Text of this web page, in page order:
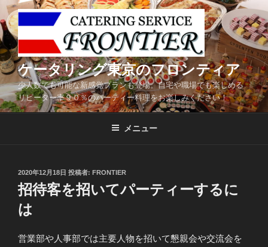
コ
ン
テ
ン
ツ
へ
キ
ケータリング東京のフロンティア
少人数でも可能な新感覚プランも登場。自宅や職場でも楽しめる
リピーター率９０％のパーティー料理をお楽しみください！
メニュー
投
稿
日:
2020年12月18日 投稿者: FRONTIER
招待客を招いてパーティーするに
は
営業部や人事部では主要人物を招いて懇親会や交流会を